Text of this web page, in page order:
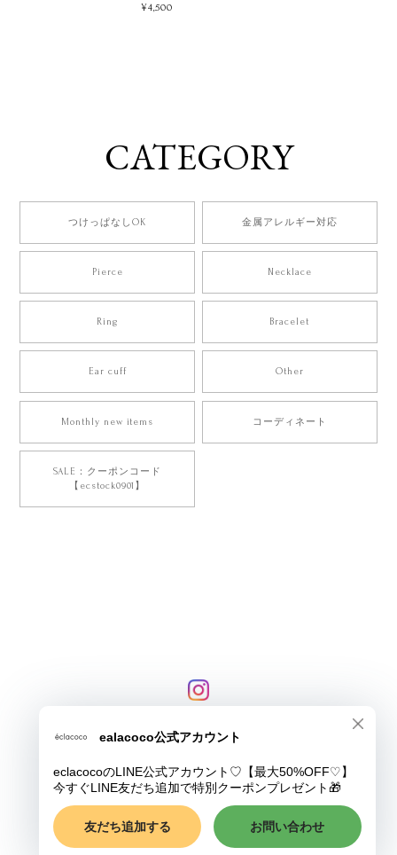
¥4,500
CATEGORY
つけっぱなしOK 金属アレルギー対応
Pierce Necklace
Ring Bracelet
Ear cuff Other
Monthly new items コーディネート
SALE：クーポンコード
【ecstock0901】
プライバシーポリシー
特定商取引法に基づく表記
COPYRIGHT © eclacoco
ショップに質問する